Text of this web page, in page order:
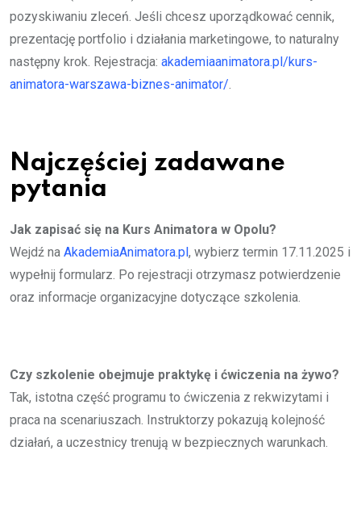
pozyskiwaniu zleceń. Jeśli chcesz uporządkować cennik,
prezentację portfolio i działania marketingowe, to naturalny
następny krok. Rejestracja: akademiaanimatora.pl/kurs-
animatora-warszawa-biznes-animator/
Najczęściej zadawane
pytania
Jak zapisać się na Kurs Animatora w Opolu?
Wejdź na AkademiaAnimatora.pl, wybierz termin 17.11.2025 i
wypełnij formularz. Po rejestracji otrzymasz potwierdzenie
oraz informacje organizacyjne dotyczące szkolenia.
Czy szkolenie obejmuje praktykę i ćwiczenia na żywo?
Tak, istotna część programu to ćwiczenia z rekwizytami i
praca na scenariuszach. Instruktorzy pokazują kolejność
działań, a uczestnicy trenują w bezpiecznych warunkach.